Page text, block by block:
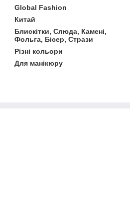
Global Fashion
Китай
Блискітки, Слюда, Камені,
Фольга, Бісер, Стрази
Різні кольори
Для манікюру